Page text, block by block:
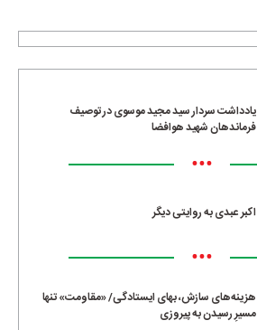
یادداشت سردار سید مجید موسوی در توصیف
فرماندهان شهید هوافضا
•••
اکبر عبدی به روایتی دیگر
•••
هزینه‌های سازش، بهای ایستادگی/ «مقاومت» تنها
مسیرِ رسیدن به پیروزی